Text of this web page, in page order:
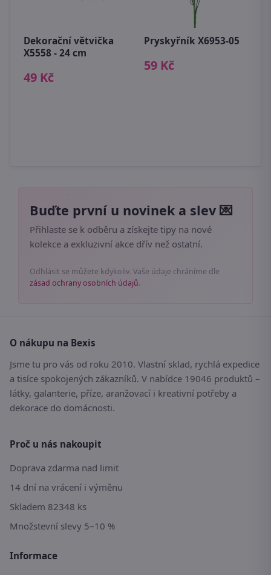
Dekorační větvička
X5558 - 24 cm
49 Kč
Pryskyřník X6953-05
59 Kč
Buďte první u novinek a slev 💌
Přihlaste se k odběru a získejte tipy na nové
kolekce a exkluzivní akce dřív než ostatní.
Odhlásit se můžete kdykoliv. Vaše údaje chráníme dle
zásad ochrany osobních údajů.
O nákupu na Bexis
Jsme tu pro vás od roku 2010. Vlastní sklad, rychlá expedice
a tisíce spokojených zákazníků. V nabídce 19046 produktů –
látky, galanterie, příze, aranžovací i kreativní potřeby a
dekorace do domácnosti.
Proč u nás nakoupit
Doprava zdarma nad limit
14 dní na vrácení i výměnu
Skladem 82348 ks
Množstevní slevy 5–10 %
Informace